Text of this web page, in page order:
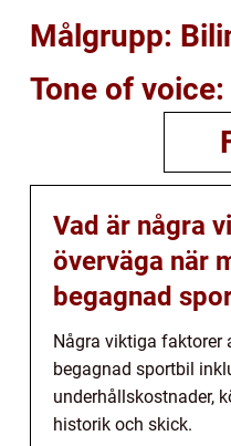
Målgrupp:
Tone of
Vad är några
överväga när
begagnad
Några viktiga faktorer
begagnad sportbil
underhållskostnader,
historik och skick.